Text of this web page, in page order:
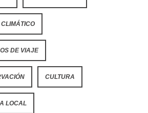
DE VIAJE
CULTURA
LOCAL